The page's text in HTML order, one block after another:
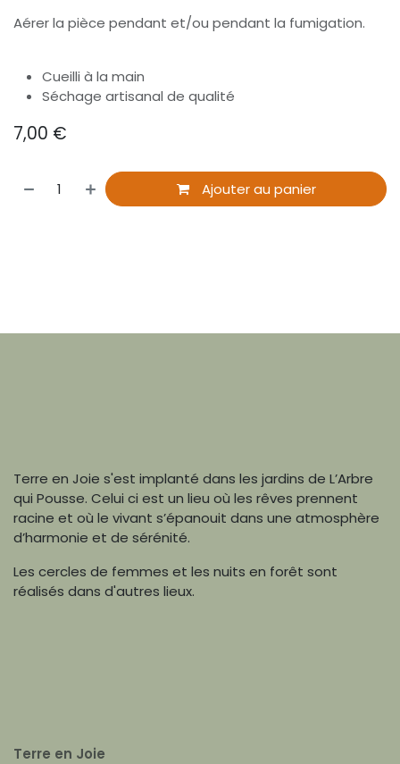
Aérer la pièce pendant et/ou pendant la fumigation.
Cueilli à la main
Séchage artisanal de qualité
7,00 €
Ajouter au panier
Terre en Joie s'est implanté dans les jardins de L’Arbre
qui Pousse. Celui ci est un lieu où les rêves prennent
racine et où le vivant s’épanouit dans une atmosphère
d’harmonie et de sérénité.
Les cercles de femmes et les nuits en forêt sont
réalisés dans d'autres lieux.
Terre en Joie